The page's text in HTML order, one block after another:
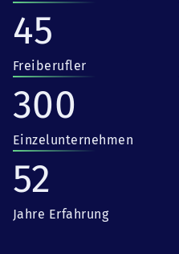
45
Freiberufler
300
Einzelunternehmen
52
Jahre Erfahrung